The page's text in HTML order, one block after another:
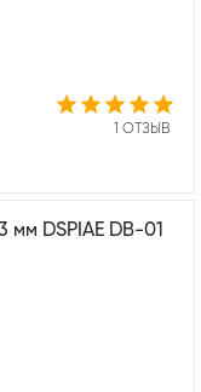
1 ОТЗЫВ
DSPIAE DB-01